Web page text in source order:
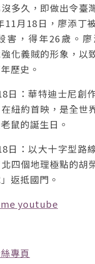
多久，即做出令臺
11月18日，廖添丁
害，得年26歲。
化義賊的形象，以
歷史。
日：華特迪士尼創
紐約首映，是全世
鼠的誕生日。
日：以大十字型路
四個地理極點的胡
返抵國門。
youtube
專頁